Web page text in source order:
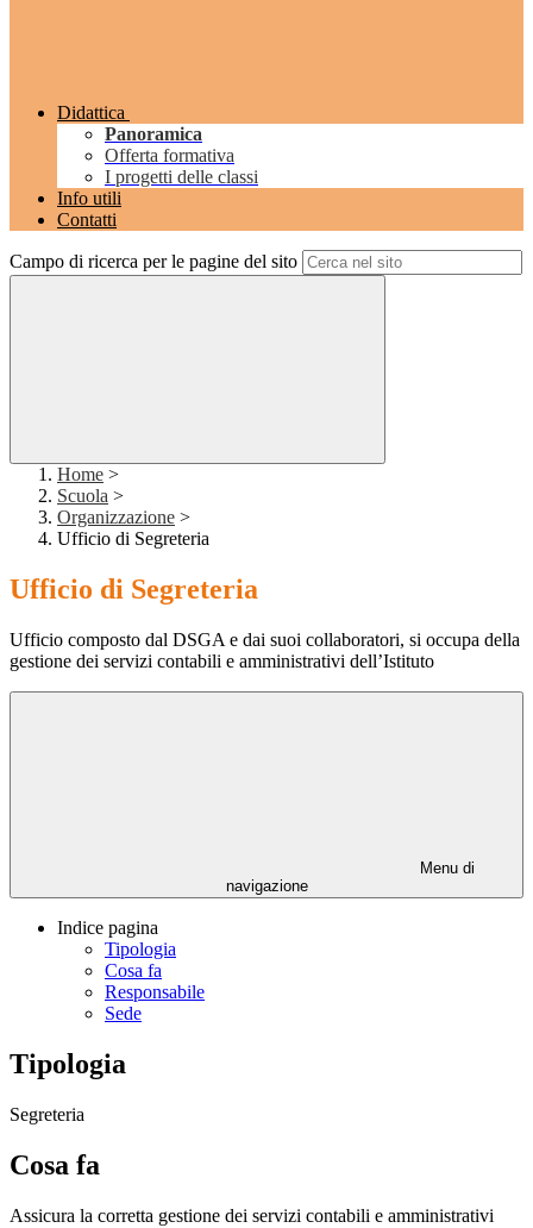
Didattica
Panoramica
Offerta formativa
I progetti delle classi
Info utili
Contatti
Campo di ricerca per le pagine del sito
Home >
Scuola >
Organizzazione >
Ufficio di Segreteria
Ufficio di Segreteria
Ufficio composto dal DSGA e dai suoi collaboratori, si occupa della
gestione dei servizi contabili e amministrativi dell’Istituto
Menu di
navigazione
Indice pagina
Tipologia
Cosa fa
Responsabile
Sede
Tipologia
Segreteria
Cosa fa
Assicura la corretta gestione dei servizi contabili e amministrativi